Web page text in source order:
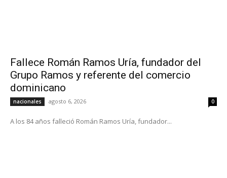
Fallece Román Ramos Uría, fundador del
Grupo Ramos y referente del comercio
dominicano
nacionales agosto 6, 2026 0
A los 84 años falleció Román Ramos Uría, fundador...